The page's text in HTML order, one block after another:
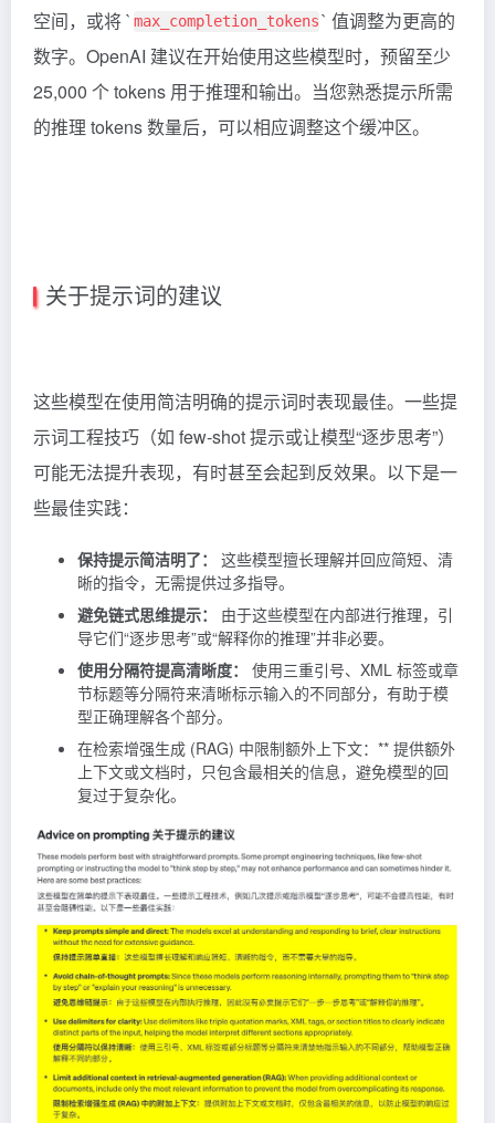
空间，或将 ` max_completion_tokens` 值调整为更高的
数字。OpenAI 建议在开始使用这些模型时，预留至少
25,000 个 tokens 用于推理和输出。当您熟悉提示所需
的推理 tokens 数量后，可以相应调整这个缓冲区。
关于提示词的建议
这些模型在使用简洁明确的提示词时表现最佳。一些提
示词工程技巧（如 few-shot 提示或让模型“逐步思考”）
可能无法提升表现，有时甚至会起到反效果。以下是一
些最佳实践：
保持提示简洁明了：
这些模型擅长理解并回应简短、清
晰的指令，无需提供过多指导。
避免链式思维提示：
由于这些模型在内部进行推理，引
导它们“逐步思考”或“解释你的推理”并非必要。
使用分隔符提高清晰度：
使用三重引号、XML 标签或章
节标题等分隔符来清晰标示输入的不同部分，有助于模
型正确理解各个部分。
在检索增强生成 (RAG) 中限制额外上下文：** 提供额外
上下文或文档时，只包含最相关的信息，避免模型的回
复过于复杂化。